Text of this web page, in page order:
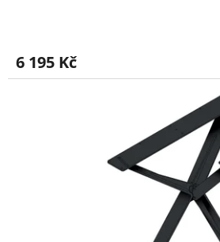
6 195 Kč